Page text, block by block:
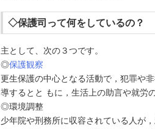
◇保護司って何をしているの？
主として、次の３つです。
◎保護観察
更生保護の中心となる活動で，犯罪や
導するとと もに，生活上の助言や就労
◎環境調整
少年院や刑務所に収容されている人が